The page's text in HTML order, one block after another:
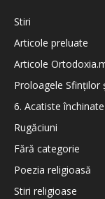
Stiri
Articole preluate
Articole
Proloagele Sfinților
6. Acatiste
Rugăciuni
Fără categorie
Poezia religioasă
Stiri religioase